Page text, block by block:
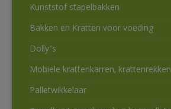
Kunststof stapelbakken
Bakken en Kratten voor voeding
Dolly’s
Mobiele krattenkarren, krattenrekken
Palletwikkelaar